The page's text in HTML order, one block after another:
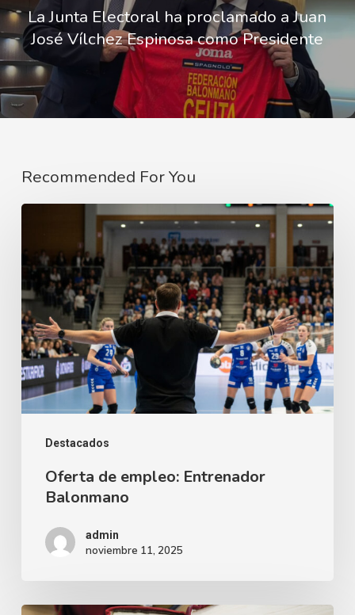
La Junta Electoral ha proclamado a Juan
José Vílchez Espinosa como Presidente
Recommended For You
Destacados
Oferta de empleo: Entrenador
Balonmano
admin
noviembre 11, 2025